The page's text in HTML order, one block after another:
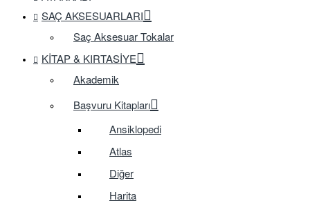
SAÇ AKSESUARLARI
Saç Aksesuar Tokalar
KITAP & KIRTASIYE
Akademik
Başvuru Kitapları
Ansiklopedi
Atlas
Diğer
Harita